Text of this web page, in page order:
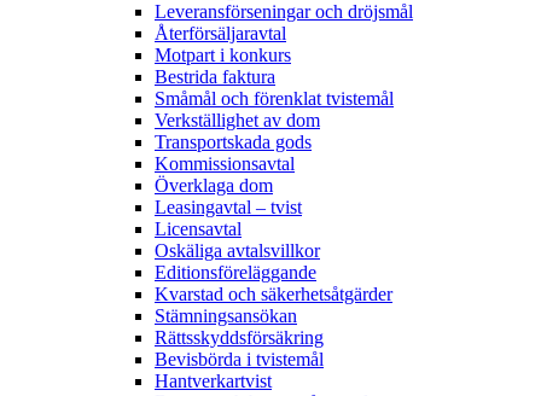
Leveransförseningar och dröjsmål
Återförsäljaravtal
Motpart i konkurs
Bestrida faktura
Småmål och förenklat tvistemål
Verkställighet av dom
Transportskada gods
Kommissionsavtal
Överklaga dom
Leasingavtal – tvist
Licensavtal
Oskäliga avtalsvillkor
Editionsföreläggande
Kvarstad och säkerhetsåtgärder
Stämningsansökan
Rättsskyddsförsäkring
Bevisbörda i tvistemål
Hantverkartvist